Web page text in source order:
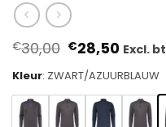
€30,00
prijs
was:
€30,00.
€28,50
is:
Excl.
Kleur: ZWART/AZUURBLAUW